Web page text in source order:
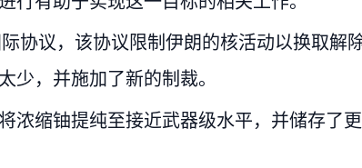
协议，该协议限制伊朗的核活动以换取解
，并施加了新的制裁。
浓缩铀提纯至接近武器级水平，并储存了更